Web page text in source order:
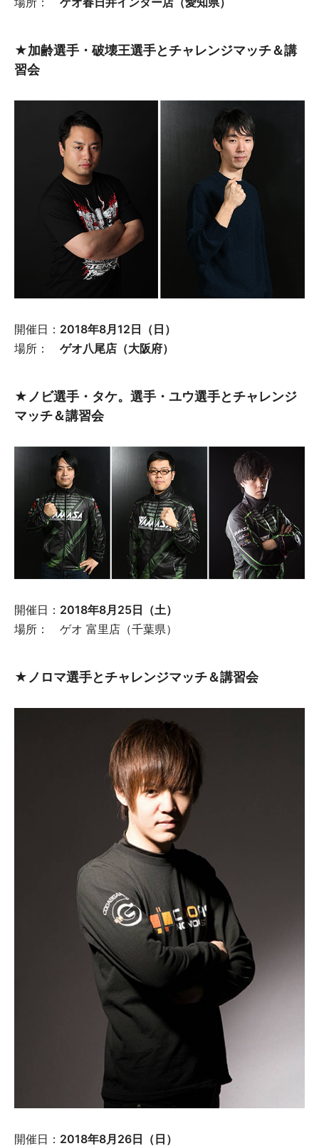
★加齢選手・破壊王選手とチャレンジマッチ＆講
習会
開催日： 2018年8月12日（日）
場所： ゲオ八尾店（大阪府）
★ノビ選手・タケ。選手・ユウ選手とチャレンジ
マッチ＆講習会
開催日： 2018年8月25日（土）
場所： ゲオ 富里店（千葉県）
★ノロマ選手とチャレンジマッチ＆講習会
開催日： 2018年8月26日（日）